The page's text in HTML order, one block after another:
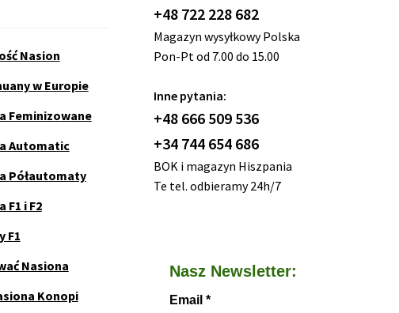
Nasion
w Europie
Feminizowane
Automatic
Półautomaty
F1 i F2
F1
Nasiona
Konopi
+48 722 228 682
Magazyn wysyłkowy Polska
Pon-Pt od 7.00 do 15.00
Inne pytania:
+48 666 509 536
+34 744 654 686
BOK i magazyn Hiszpania
Te tel. odbieramy 24h/7
Nasz Newsletter:
Email *